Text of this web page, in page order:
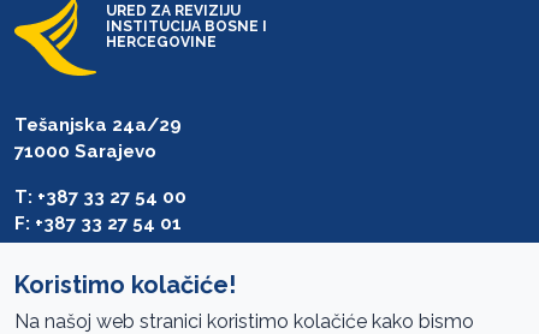
URED ZA REVIZIJU
INSTITUCIJA BOSNE I
HERCEGOVINE
Tešanjska 24a/29
71000 Sarajevo
T: +387 33 27 54 00
F: +387 33 27 54 01
Koristimo kolačiće!
Na našoj web stranici koristimo kolačiće kako bismo